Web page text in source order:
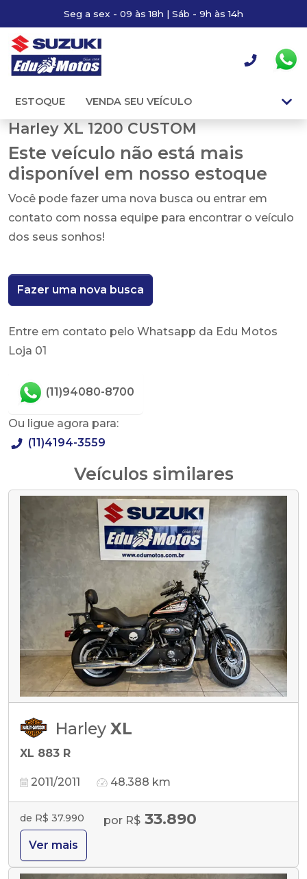
Seg a sex - 09 às 18h | Sáb - 9h às 14h
ESTOQUE VENDA SEU VEÍCULO
Harley XL 1200 CUSTOM
Este veículo não está mais
disponível em nosso estoque
Você pode fazer uma nova busca ou entrar em
contato com nossa equipe para encontrar o veículo
dos seus sonhos!
Fazer uma nova busca
Entre em contato pelo Whatsapp da Edu Motos
Loja 01
(11)94080-8700
Ou ligue agora para:
(11)4194-3559
Veículos similares
Harley XL
XL 883 R
2011/2011 48.388 km
de R$ 37.990 por R$ 33.890
Ver mais